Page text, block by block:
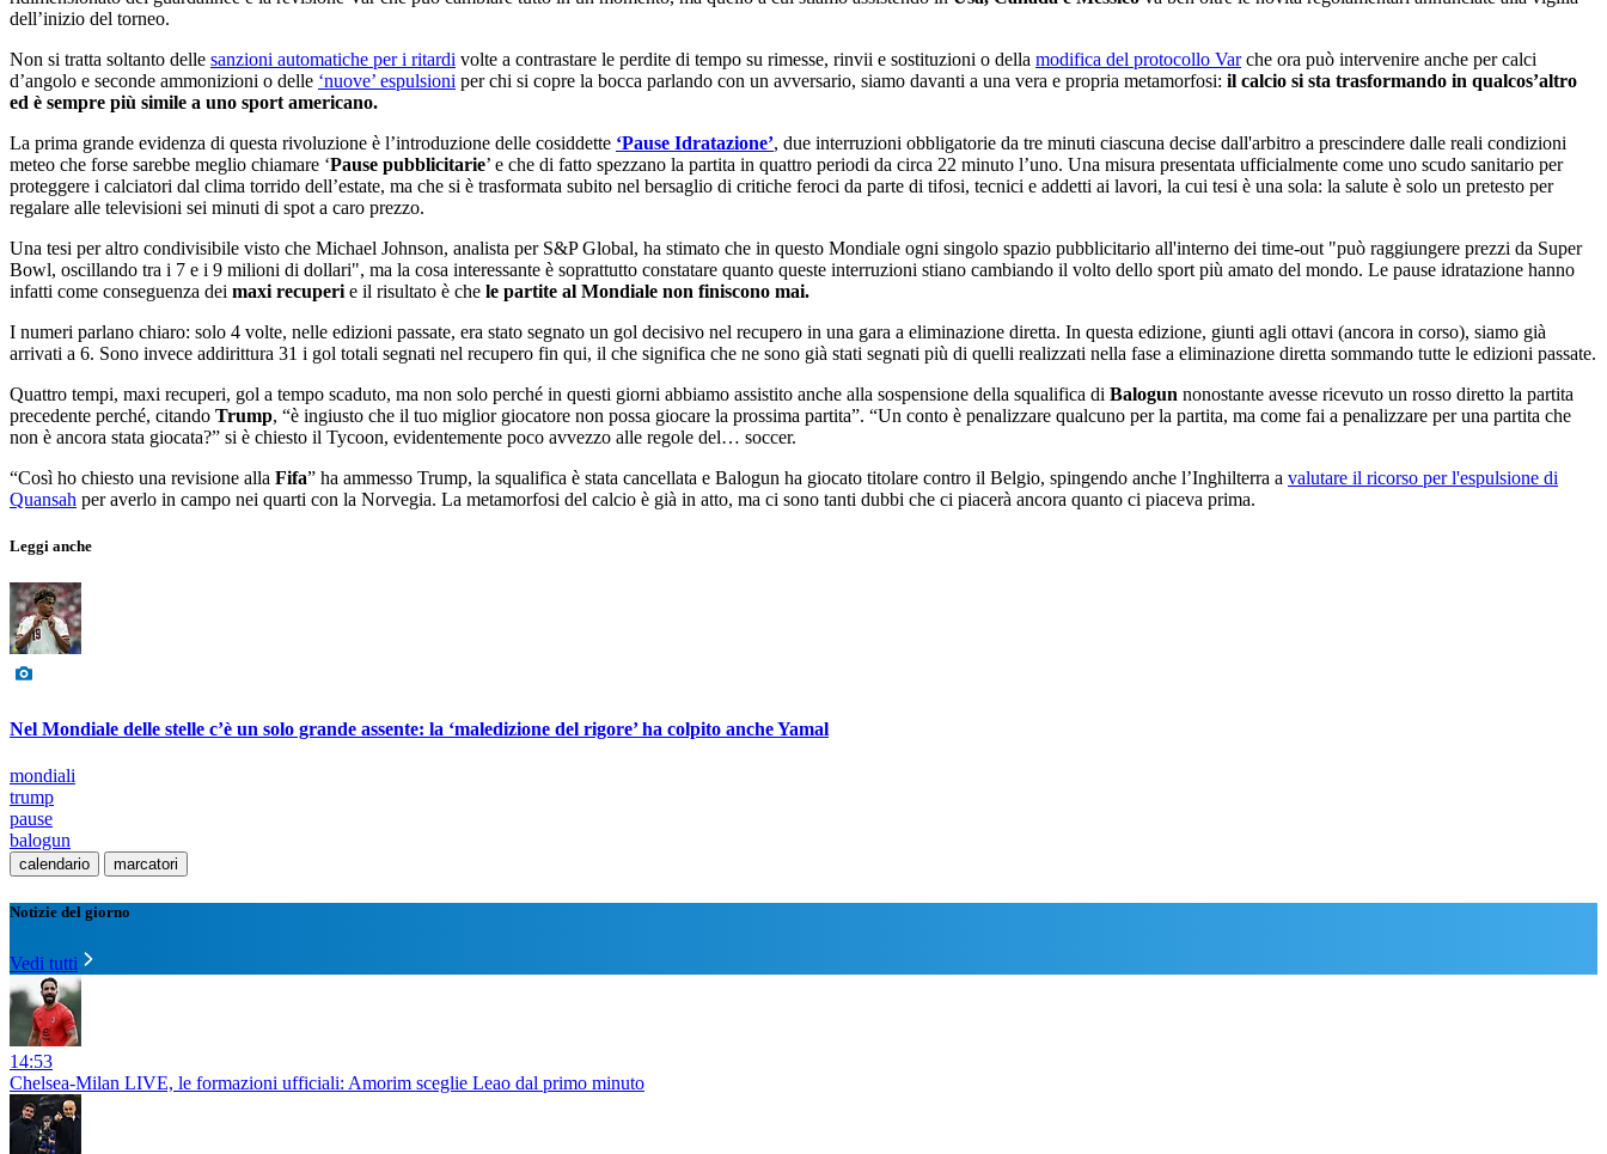
dell’inizio del torneo.
Non si tratta soltanto delle sanzioni automatiche per i ritardi volte a contrastare le perdite di tempo su rimesse, rinvii e sostituzioni o della modifica del protocollo Varche ora può intervenire anche per calci
d’angolo e seconde ammonizioni o delle ‘nuove’ espulsioni per chi si copre la bocca parlando con un avversario, siamo davanti a una vera e propria metamorfosi: il calcio si sta trasformando in qualcos’altro
ed è sempre più simile a uno sport americano.
La prima grande evidenza di questa rivoluzione è l’introduzione delle cosiddette ‘Pause Idratazione’, due interruzioni obbligatorie da tre minuti ciascuna decise dall'arbitro a prescindere dalle reali condizioni
meteo che forse sarebbe meglio chiamare ‘Pause pubblicitarie’ e che di fatto spezzano la partita in quattro periodi da circa 22 minuto l’uno. Una misura presentata ufficialmente come uno scudo sanitario per
proteggere i calciatori dal clima torrido dell’estate, ma che si è trasformata subito nel bersaglio di critiche feroci da parte di tifosi, tecnici e addetti ai lavori, la cui tesi è una sola: la salute è solo un pretesto per
regalare alle televisioni sei minuti di spot a caro prezzo.
Una tesi per altro condivisibile visto che Michael Johnson, analista per S&P Global, ha stimato che in questo Mondiale ogni singolo spazio pubblicitario all'interno dei time-out "può raggiungere prezzi da Super
Bowl, oscillando tra i 7 e i 9 milioni di dollari", ma la cosa interessante è soprattutto constatare quanto queste interruzioni stiano cambiando il volto dello sport più amato del mondo. Le pause idratazione hanno
infatti come conseguenza dei maxi recuperi e il risultato è che le partite al Mondiale non finiscono mai.
I numeri parlano chiaro: solo 4 volte, nelle edizioni passate, era stato segnato un gol decisivo nel recupero in una gara a eliminazione diretta. In questa edizione, giunti agli ottavi (ancora in corso), siamo già
arrivati a 6. Sono invece addirittura 31 i gol totali segnati nel recupero fin qui, il che significa che ne sono già stati segnati più di quelli realizzati nella fase a eliminazione diretta sommando tutte le edizioni passate.
Quattro tempi, maxi recuperi, gol a tempo scaduto, ma non solo perché in questi giorni abbiamo assistito anche alla sospensione della squalifica di Balogun nonostante avesse ricevuto un rosso diretto la partita
precedente perché, citando Trump, “è ingiusto che il tuo miglior giocatore non possa giocare la prossima partita”. “Un conto è penalizzare qualcuno per la partita, ma come fai a penalizzare per una partita che
non è ancora stata giocata?” si è chiesto il Tycoon, evidentemente poco avvezzo alle regole del… soccer.
“Così ho chiesto una revisione alla Fifa” ha ammesso Trump, la squalifica è stata cancellata e Balogun ha giocato titolare contro il Belgio, spingendo anche l’Inghilterra a valutare il ricorso per l'espulsione di
Quansah per averlo in campo nei quarti con la Norvegia. La metamorfosi del calcio è già in atto, ma ci sono tanti dubbi che ci piacerà ancora quanto ci piaceva prima.
Leggi anche
Nel Mondiale delle stelle c’è un solo grande assente: la ‘maledizione del rigore’ ha colpito anche Yamal
mondiali
trump
pause
balogun
calendario marcatori
Notizie del giorno
Vedi tutti
14:53
Chelsea-Milan LIVE, le formazioni ufficiali: Amorim sceglie Leao dal primo minuto